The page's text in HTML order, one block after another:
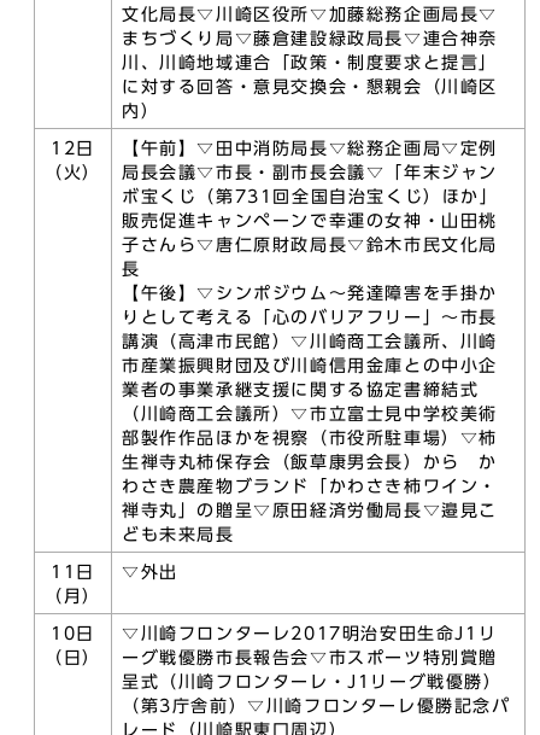
文化局長▽川崎区役所▽加藤総務企画局長▽
まちづくり局▽藤倉建設緑政局長▽連合神奈
川、川崎地域連合「政策・制度要求と提言」
に対する回答・意見交換会・懇親会（川崎区
内）
12日
（火）
【午前】▽田中消防局長▽総務企画局▽定例
局長会議▽市長・副市長会議▽「年末ジャン
ボ宝くじ（第731回全国自治宝くじ）ほか」
販売促進キャンペーンで幸運の女神・山田桃
子さんら▽唐仁原財政局長▽鈴木市民文化局
長
【午後】▽シンポジウム～発達障害を手掛か
りとして考える「心のバリアフリー」～市長
講演（高津市民館）▽川崎商工会議所、川崎
市産業振興財団及び川崎信用金庫との中小企
業者の事業承継支援に関する協定書締結式
（川崎商工会議所）▽市立富士見中学校美術
部製作作品ほかを視察（市役所駐車場）▽柿
生禅寺丸柿保存会（飯草康男会長）から か
わさき農産物ブランド「かわさき柿ワイン・
禅寺丸」の贈呈▽原田経済労働局長▽邉見こ
ども未来局長
11日
（月）
▽外出
10日
（日）
▽川崎フロンターレ2017明治安田生命J1リ
ーグ戦優勝市長報告会▽市スポーツ特別賞贈
呈式（川崎フロンターレ・J1リーグ戦優勝）
（第3庁舎前）▽川崎フロンターレ優勝記念パ
レード（川崎駅東口周辺）